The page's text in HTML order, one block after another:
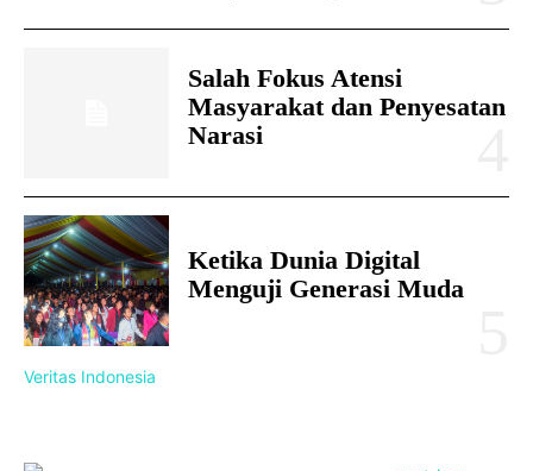
Salah Fokus Atensi
Masyarakat dan Penyesatan
Narasi
Ketika Dunia Digital
Menguji Generasi Muda
Veritas Indonesia